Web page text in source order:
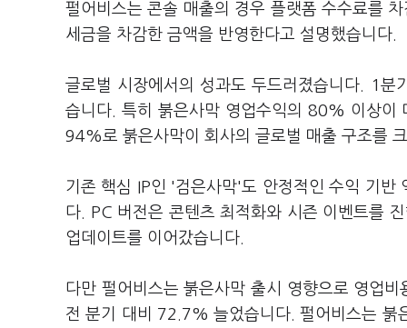
펄어비스는 콘솔 매출의 경우 플랫폼 수수료를
세금을 차감한 금액을 반영한다고 설명했습니다.
글로벌 시장에서의 성과도 두드러졌습니다. 1
습니다. 특히 붉은사막 영업수익의 80% 이상이
94%로 붉은사막이 회사의 글로벌 매출 구조를
기존 핵심 IP인 '검은사막'도 안정적인 수익 기
다. PC 버전은 콘텐츠 최적화와 시즌 이벤트를
업데이트를 이어갔습니다.
다만 펄어비스는 붉은사막 출시 영향으로 영업
전 분기 대비 72.7% 늘었습니다. 펄어비스는 붉